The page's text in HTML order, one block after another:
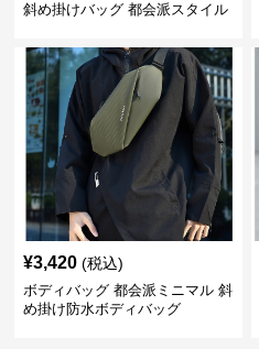
斜め掛けバッグ 都会派スタイル
¥3,420 (税込)
ボディバッグ 都会派ミニマル 斜
め掛け防水ボディバッグ